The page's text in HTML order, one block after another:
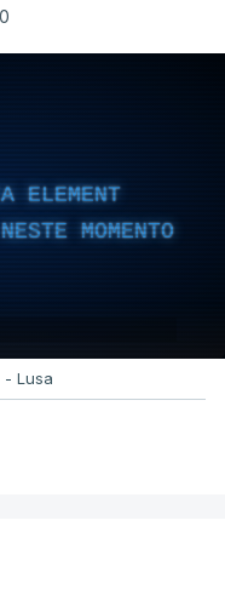
ELEMENT
MOMENTO
- Lusa